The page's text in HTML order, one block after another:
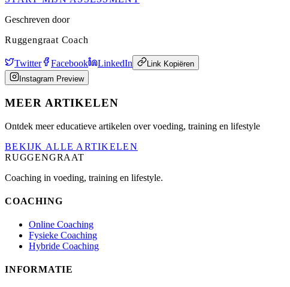
Geschreven door
Ruggengraat Coach
Twitter Facebook LinkedIn
Link Kopiëren
Instagram Preview
MEER ARTIKELEN
Ontdek meer educatieve artikelen over voeding, training en lifestyle
BEKIJK ALLE ARTIKELEN
RUGGENGRAAT
Coaching in voeding, training en lifestyle.
COACHING
Online Coaching
Fysieke Coaching
Hybride Coaching
INFORMATIE